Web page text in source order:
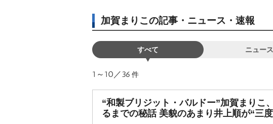
加賀まりこの記事・ニュース・速報
すべて ニュース
1～10／36 件
“和製ブリジット・バルドー”加賀まりこ
るまでの秘話 美貌のあまり井上順が“三